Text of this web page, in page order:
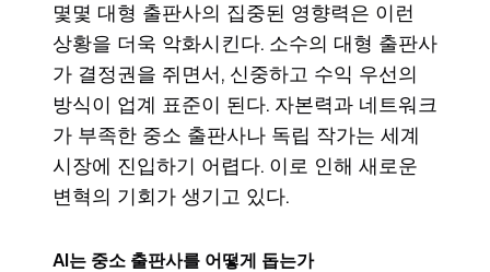
몇몇 대형 출판사의 집중된 영향력은 이런
상황을 더욱 악화시킨다. 소수의 대형 출판사
가 결정권을 쥐면서, 신중하고 수익 우선의
방식이 업계 표준이 된다. 자본력과 네트워크
가 부족한 중소 출판사나 독립 작가는 세계
시장에 진입하기 어렵다. 이로 인해 새로운
변혁의 기회가 생기고 있다.
AI는 중소 출판사를 어떻게 돕는가